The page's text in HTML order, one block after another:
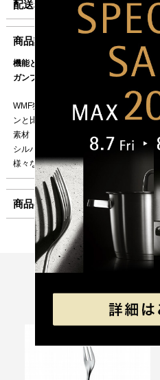
上記日時以降のご注文及びご
17日（月）以降の発送となりま
ご迷惑をお掛けいたしますが
お願い申し上げます。
配送料・お支払い方法について
■配送料（税込）
北海道 1,100円
北陸・中部・関西
中国・四国 930円
九州 1,100円
沖縄 1,980円
海外への発送は行っておりません。
「コンパクト便」の送料はこちら。
■お支払方法
「コンパクト便」を選択の場合は、
キャッシュレス決済
商品説明
機能とデザイン性を兼ね備えた、
ガンプロテクト」のカトラリー
WMF独自のステンレス素材「クロマ
ンと比べて150倍傷つきにくい表面加
素材「クロマーガンプロテクト」を採用
シルバーのような美しい輝きが長続き
様々なシーンにマッチするシンプルなデ
商品の仕様
製品サイズ（寸法）
長さ
幅(mm):20
中国
定格、製品仕様）
こちらも